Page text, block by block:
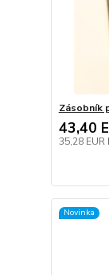
Zásobník
43,40
35,28 EUR
Novinka